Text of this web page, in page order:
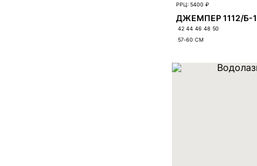
РРЦ:5400 ₽
42 44 46 48 50
57-60 СМ